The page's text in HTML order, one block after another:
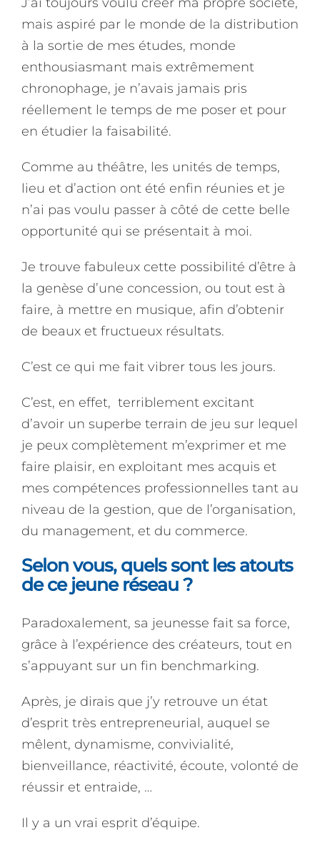
mais aspiré par le monde de la distribution
à la sortie de mes études, monde
enthousiasmant mais extrêmement
chronophage, je n’avais jamais pris
réellement le temps de me poser et pour
en étudier la faisabilité.
Comme au théâtre, les unités de temps,
lieu et d’action ont été enfin réunies et je
n’ai pas voulu passer à côté de cette belle
opportunité qui se présentait à moi.
Je trouve fabuleux cette possibilité d’être à
la genèse d’une concession, ou tout est à
faire, à mettre en musique, afin d’obtenir
de beaux et fructueux résultats.
C’est ce qui me fait vibrer tous les jours.
C’est, en effet, terriblement excitant
d’avoir un superbe terrain de jeu sur lequel
je peux complètement m’exprimer et me
faire plaisir, en exploitant mes acquis et
mes compétences professionnelles tant au
niveau de la gestion, que de l’organisation,
du management, et du commerce.
Selon vous, quels sont les atouts
de ce jeune réseau ?
Paradoxalement, sa jeunesse fait sa force,
grâce à l’expérience des créateurs, tout en
s’appuyant sur un fin benchmarking.
Après, je dirais que j’y retrouve un état
d’esprit très entrepreneurial, auquel se
mêlent, dynamisme, convivialité,
bienveillance, réactivité, écoute, volonté de
réussir et entraide, …
Il y a un vrai esprit d’équipe.